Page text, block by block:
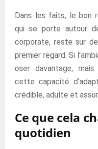
Dans les faits, le bon
qui se porte autour
corporate, reste sur
premier regard. Si
oser davantage,
cette capacité
crédible, adulte et
Ce que cela
quotidien